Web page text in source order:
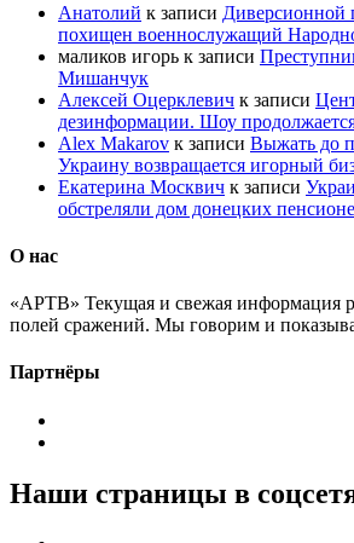
Анатолий к записи
похищен военнослужащий
маликов игорь к записи
Мишанчук
Алексей Оцерклевич к записи
дезинформации. Шоу
Alex Makarov к записи Выжать до
Украину возвращается игорный
Екатерина Москвич к записи
обстреляли дом донецких
О нас
«АРТВ» Текущая и свежая информация
полей сражений. Мы говорим и
Партнёры
Наши страницы в